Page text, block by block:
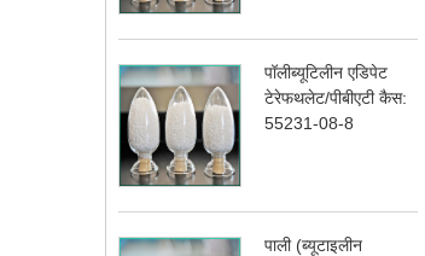
पॉलीब्यूटिलीन एडिपेट
टेरेफथलेट/पीबीएटी कैस:
55231-08-8
पाली (ब्यूटाइलीन